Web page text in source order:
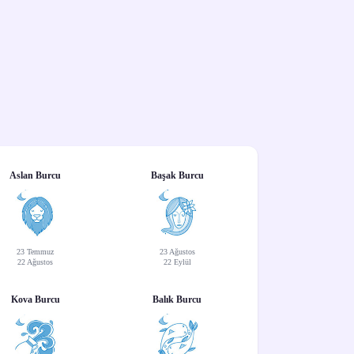
Aslan Burcu
23 Temmuz
22 Ağustos
Başak Burcu
23 Ağustos
22 Eylül
Kova Burcu Balık Burcu